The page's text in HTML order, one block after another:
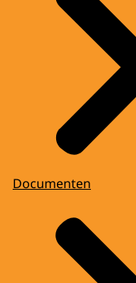
Documenten